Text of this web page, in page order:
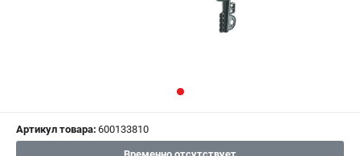
)
Артикул товара: 600133810
Временно отсутствует